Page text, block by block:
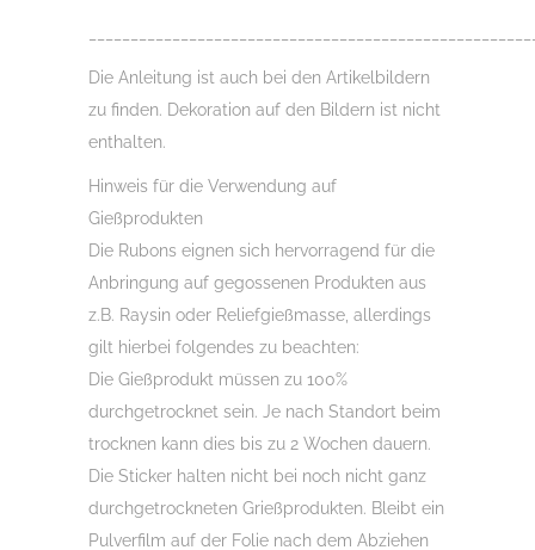
Die Anleitung ist auch bei den Artikelbildern
zu finden. Dekoration auf den Bildern ist nicht
enthalten.
Hinweis für die Verwendung auf
Gießprodukten
Die Rubons eignen sich hervorragend für die
Anbringung auf gegossenen Produkten aus
z.B. Raysin oder Reliefgießmasse, allerdings
gilt hierbei folgendes zu beachten:
Die Gießprodukt müssen zu 100%
durchgetrocknet sein. Je nach Standort beim
trocknen kann dies bis zu 2 Wochen dauern.
Die Sticker halten nicht bei noch nicht ganz
durchgetrockneten Grießprodukten. Bleibt ein
Pulverfilm auf der Folie nach dem Abziehen